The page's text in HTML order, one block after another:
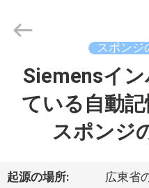
Dongguan
Zehui
Reserved.
スポンジ
Siemensイ
ている自動
スポンジ
起源の場所: 広東省